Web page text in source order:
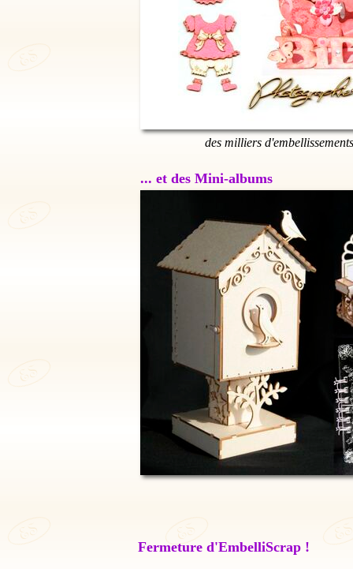
des milliers
... et des Mini-albums
Fermeture d'EmbelliScrap !